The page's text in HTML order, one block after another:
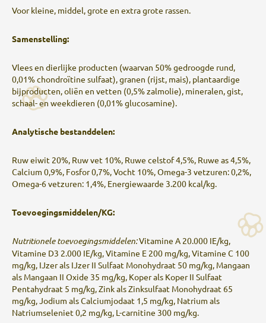
Voor kleine, middel, grote en extra grote rassen.
Samenstelling:
Vlees en dierlijke producten (waarvan 50% gedroogde rund,
0,01% chondroïtine sulfaat), granen (rijst, mais), plantaardige
bijproducten, oliën en vetten (0,5% zalmolie), mineralen, gist,
schaal- en weekdieren (0,01% glucosamine).
Analytische bestanddelen:
Ruw eiwit 20%, Ruw vet 10%, Ruwe celstof 4,5%, Ruwe as 4,5%,
Calcium 0,9%, Fosfor 0,7%, Vocht 10%, Omega-3 vetzuren: 0,2%,
Omega-6 vetzuren: 1,4%, Energiewaarde 3.200 kcal/kg.
Toevoegingsmiddelen/KG:
Nutritionele toevoegingsmiddelen:Vitamine A 20.000 IE/kg,
Vitamine D3 2.000 IE/kg, Vitamine E 200 mg/kg, Vitamine C 100
mg/kg, IJzer als IJzer II Sulfaat Monohydraat 50 mg/kg, Mangaan
als Mangaan II Oxide 35 mg/kg, Koper als Koper II Sulfaat
Pentahydraat 5 mg/kg, Zink als Zinksulfaat Monohydraat 65
mg/kg, Jodium als Calciumjodaat 1,5 mg/kg, Natrium als
Natriumseleniet 0,2 mg/kg, L-carnitine 300 mg/kg.